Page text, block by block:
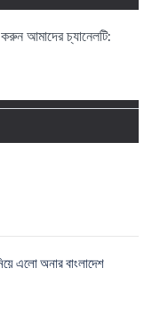
আমাদের চ্যানেলটি:
এলো অনার বাংলাদেশ